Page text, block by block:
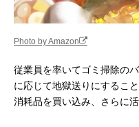
Photo by Amazon
従業員を率いてゴミ掃除の
に応じて地獄送りにするこ
消耗品を買い込み、さらに